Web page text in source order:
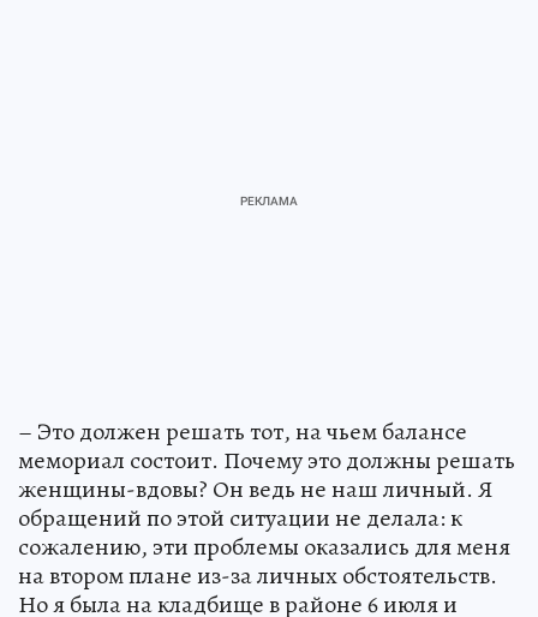
– Это должен решать тот, на чьем балансе
мемориал состоит. Почему это должны решать
женщины-вдовы? Он ведь не наш личный. Я
обращений по этой ситуации не делала: к
сожалению, эти проблемы оказались для меня
на втором плане из-за личных обстоятельств.
Но я была на кладбище в районе 6 июля и